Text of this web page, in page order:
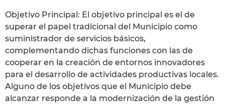
Objetivo Principal: El objetivo principal es el de
superar el papel tradicional del Municipio como
suministrador de servicios básicos,
complementando dichas funciones con las de
cooperar en la creación de entornos innovadores
para el desarrollo de actividades productivas locales.
Alguno de los objetivos que el Municipio debe
alcanzar responde a la modernización de la gestión